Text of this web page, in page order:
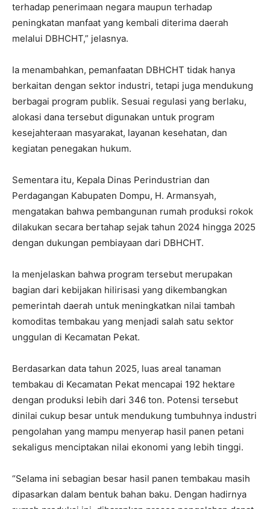
terhadap penerimaan negara maupun terhadap
peningkatan manfaat yang kembali diterima daerah
melalui DBHCHT,” jelasnya.
Ia menambahkan, pemanfaatan DBHCHT tidak hanya
berkaitan dengan sektor industri, tetapi juga mendukung
berbagai program publik. Sesuai regulasi yang berlaku,
alokasi dana tersebut digunakan untuk program
kesejahteraan masyarakat, layanan kesehatan, dan
kegiatan penegakan hukum.
Sementara itu, Kepala Dinas Perindustrian dan
Perdagangan Kabupaten Dompu, H. Armansyah,
mengatakan bahwa pembangunan rumah produksi rokok
dilakukan secara bertahap sejak tahun 2024 hingga 2025
dengan dukungan pembiayaan dari DBHCHT.
Ia menjelaskan bahwa program tersebut merupakan
bagian dari kebijakan hilirisasi yang dikembangkan
pemerintah daerah untuk meningkatkan nilai tambah
komoditas tembakau yang menjadi salah satu sektor
unggulan di Kecamatan Pekat.
Berdasarkan data tahun 2025, luas areal tanaman
tembakau di Kecamatan Pekat mencapai 192 hektare
dengan produksi lebih dari 346 ton. Potensi tersebut
dinilai cukup besar untuk mendukung tumbuhnya industri
pengolahan yang mampu menyerap hasil panen petani
sekaligus menciptakan nilai ekonomi yang lebih tinggi.
“Selama ini sebagian besar hasil panen tembakau masih
dipasarkan dalam bentuk bahan baku. Dengan hadirnya